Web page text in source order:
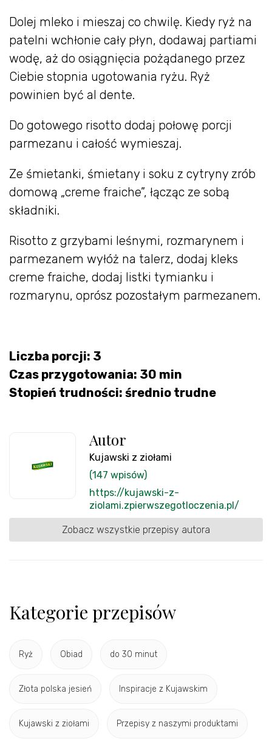
Dolej mleko i mieszaj co chwilę. Kiedy ryż na
patelni wchłonie cały płyn, dodawaj partiami
wodę, aż do osiągnięcia pożądanego przez
Ciebie stopnia ugotowania ryżu. Ryż
powinien być al dente.
Do gotowego risotto dodaj połowę porcji
parmezanu i całość wymieszaj.
Ze śmietanki, śmietany i soku z cytryny zrób
domową „creme fraiche”, łącząc ze sobą
składniki.
Risotto z grzybami leśnymi, rozmarynem i
parmezanem wyłóż na talerz, dodaj kleks
creme fraiche, dodaj listki tymianku i
rozmarynu, oprósz pozostałym parmezanem.
Liczba porcji: 3
Czas przygotowania: 30 min
Stopień trudności: średnio trudne
Autor
Kujawski z ziołami
(147 wpisów)
https://kujawski-z-
ziolami.zpierwszegotloczenia.pl/
Zobacz wszystkie przepisy autora
Kategorie przepisów
Ryż Obiad do 30 minut
Złota polska jesień Inspiracje z Kujawskim
Kujawski z ziołami Przepisy z naszymi produktami